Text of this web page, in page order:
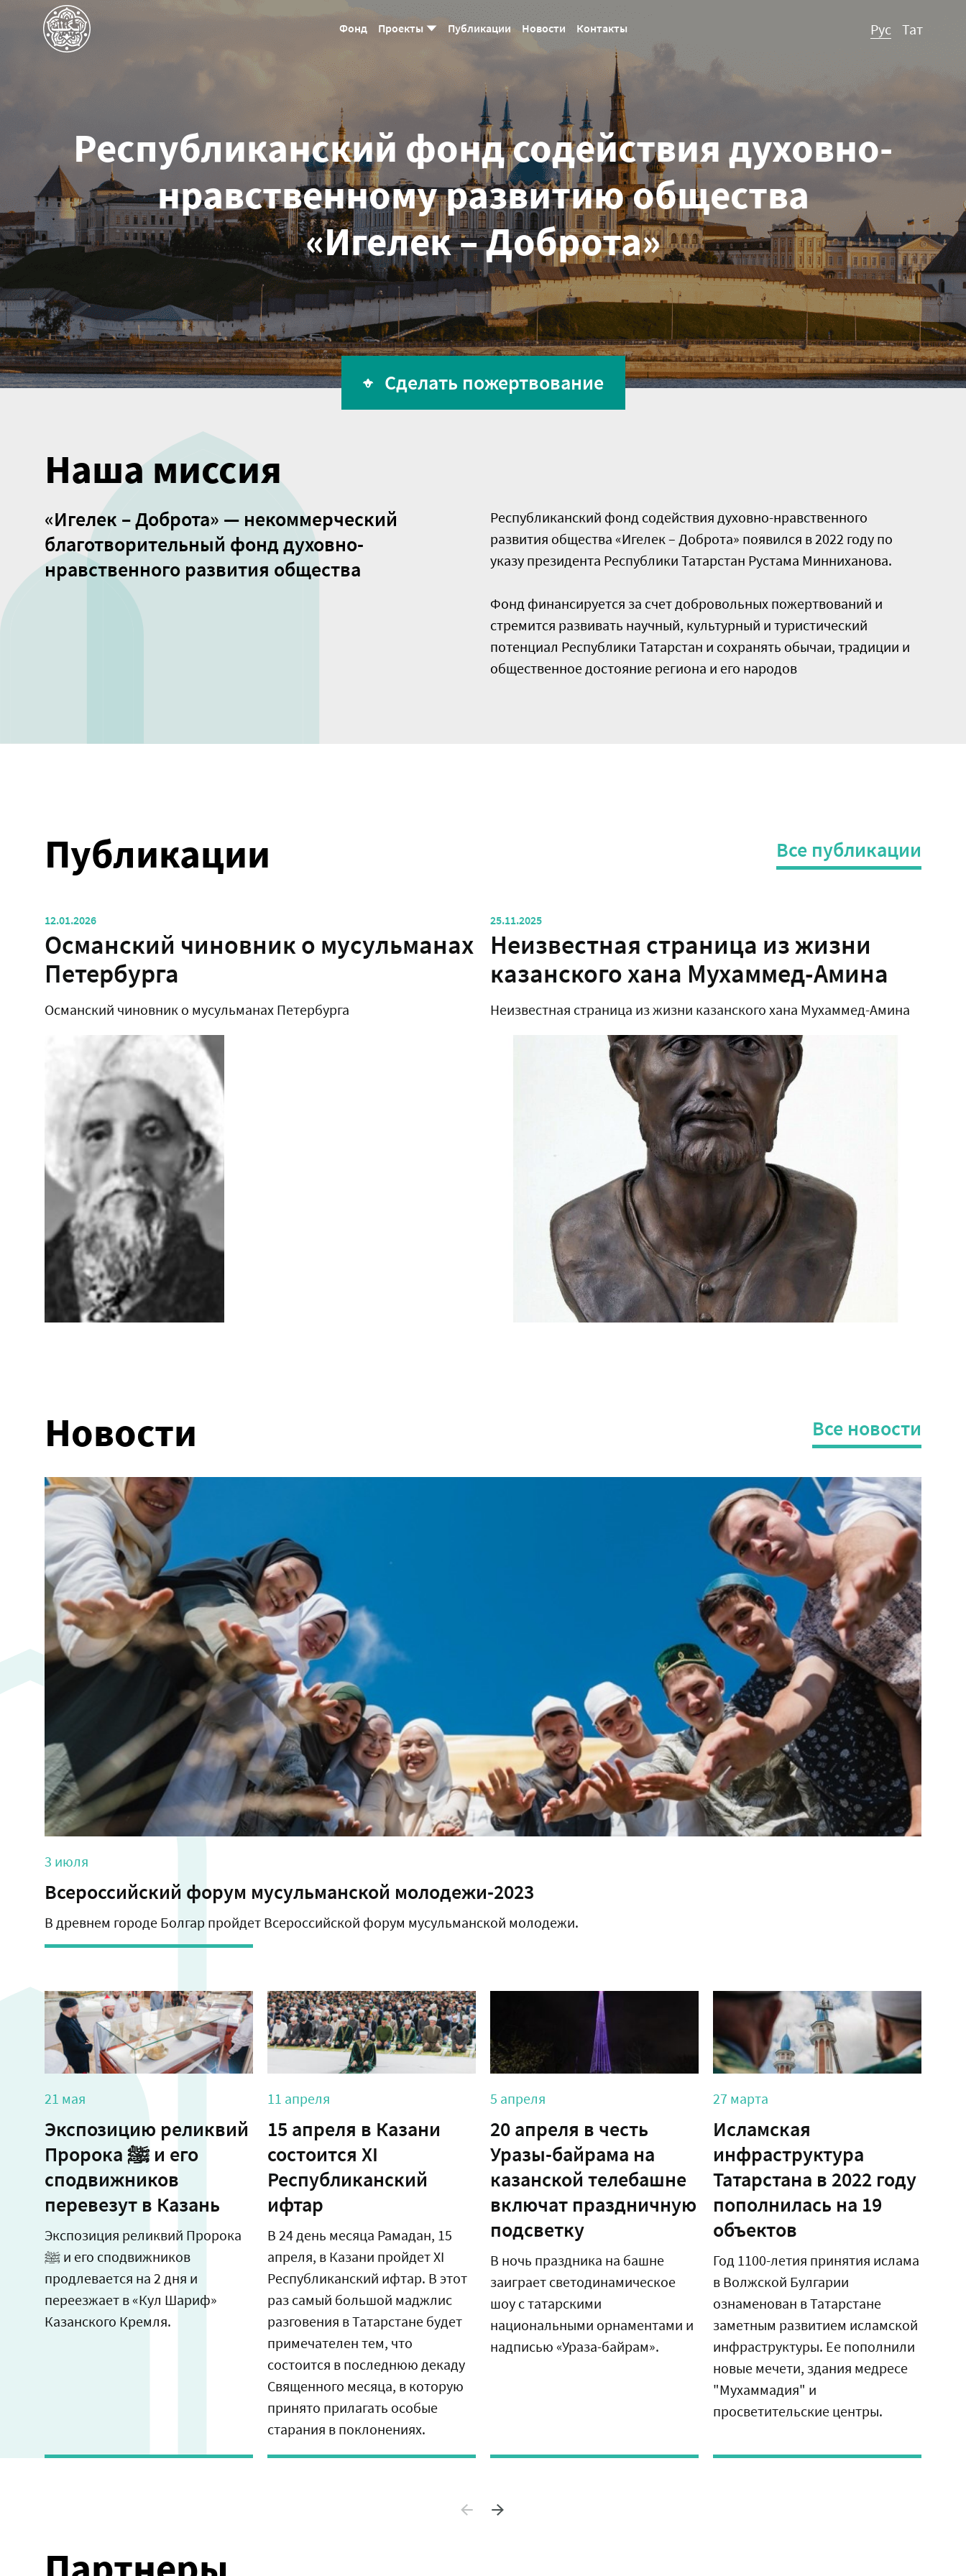
Фонд Проекты
Соборная мечеть
Публикации Новости Контакты Рус Тат
Республиканский фонд содействия духовно-
нравственному развитию общества
«Игелек – Доброта»
Сделать пожертвование
Наша миссия
«Игелек – Доброта» — некоммерческий
благотворительный фонд духовно-
нравственного развития общества
Республиканский фонд содействия духовно-нравственного
развития общества «Игелек – Доброта» появился в 2022 году по
указу президента Республики Татарстан Рустама Минниханова.
Фонд финансируется за счет добровольных пожертвований и
стремится развивать научный, культурный и туристический
потенциал Республики Татарстан и сохранять обычаи, традиции и
общественное достояние региона и его народов
Публикации Все публикации
12.01.2026
Османский чиновник о мусульманах
Петербурга
Османский чиновник о мусульманах Петербурга
25.11.2025
Неизвестная страница из жизни
казанского хана Мухаммед-Амина
Неизвестная страница из жизни казанского хана Мухаммед-Амина
Новости Все новости
3 июля
Всероссийский форум мусульманской молодежи-2023
В древнем городе Болгар пройдет Всероссийской форум мусульманской молодежи.
21 мая
Экспозицию реликвий
Пророка ﷺ и его
сподвижников
перевезут в Казань
Экспозиция реликвий Пророка
ﷺ и его сподвижников
продлевается на 2 дня и
переезжает в «Кул Шариф»
Казанского Кремля.
11 апреля
15 апреля в Казани
состоится XI
Республиканский
ифтар
В 24 день месяца Рамадан, 15
апреля, в Казани пройдет XI
Республиканский ифтар. В этот
раз самый большой маджлис
разговения в Татарстане будет
примечателен тем, что
состоится в последнюю декаду
Священного месяца, в которую
принято прилагать особые
старания в поклонениях.
5 апреля
20 апреля в честь
Уразы-байрама на
казанской телебашне
включат праздничную
подсветку
В ночь праздника на башне
заиграет светодинамическое
шоу с татарскими
национальными орнаментами и
надписью «Ураза-байрам».
27 марта
Исламская
инфраструктура
Татарстана в 2022 году
пополнилась на 19
объектов
Год 1100-летия принятия ислама
в Волжской Булгарии
ознаменован в Татарстане
заметным развитием исламской
инфраструктуры. Ее пополнили
новые мечети, здания медресе
"Мухаммадия" и
просветительские центры.